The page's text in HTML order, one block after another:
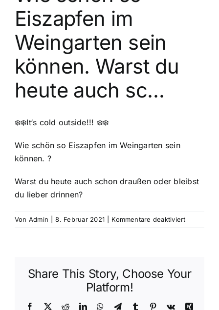
Eiszapfen im
Weingarten sein
können. Warst du
heute auch sc…
❄️❄️It‘s cold outside!!! ❄️❄️
Wie schön so Eiszapfen im Weingarten sein
können. ?
Warst du heute auch schon draußen oder bleibst
du lieber drinnen?
Von Admin 8. Februar 2021 Kommentare deaktiviertfür
schön
im
Share This Story, Choose Your
Platform!
Facebook
X RedditLinkedInWhatsApp
TelegramTumblr Pinterest
Vk
Xing